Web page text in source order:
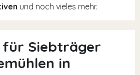
und noch vieles mehr.
Siebträger
in